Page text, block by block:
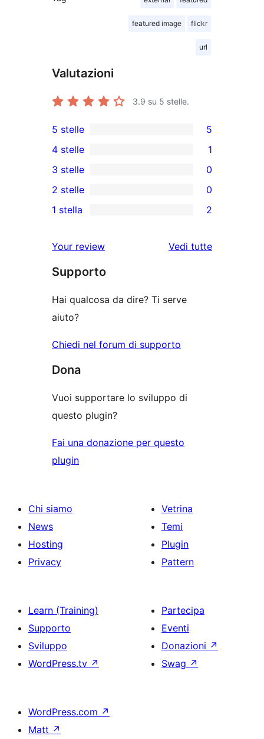
featured image flickr
url
Valutazioni
3.9 su 5 stelle.
5
recensioni
a
5-
stelle
5 stelle 5
4-
recensioni
a
4 stelle 1
0
recensioni
a
stelle
3 stelle 0
recensioni
2-
stelle
2 stelle 0
a
1-
1 stella 2
Your review Vedi tuttele
Supporto
Hai qualcosa da dire? Ti serve
aiuto?
Chiedi nel forum di supporto
Dona
Vuoi supportare lo sviluppo di
questo plugin?
Fai una donazione per questo
plugin
Chi siamo
News
Hosting
Privacy
Vetrina
Temi
Plugin
Pattern
Learn (Training)
Supporto
Sviluppo
WordPress.tv ↗
Partecipa
Eventi
Donazioni ↗
Swag ↗
WordPress.com ↗
Matt ↗